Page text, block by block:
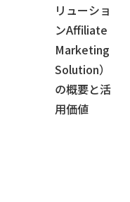
リューショ
ンAffiliate
Marketing
Solution）
の概要と活
用価値